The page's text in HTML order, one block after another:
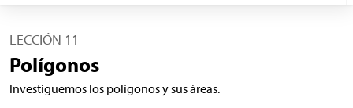
LECCIÓN 11
Polígonos
Investiguemos los polígonos y sus áreas.